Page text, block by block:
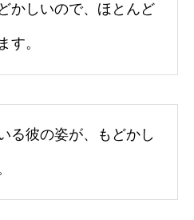
かしいので、ほとんど
す。
る彼の姿が、もどかし